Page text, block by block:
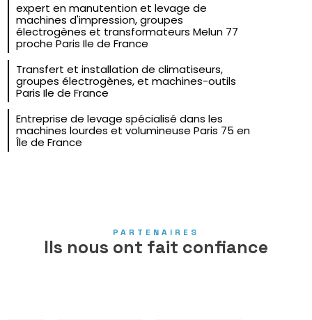
expert en manutention et levage de
machines d'impression, groupes
électrogènes et transformateurs Melun 77
proche Paris Ile de France
Transfert et installation de climatiseurs,
groupes électrogènes, et machines-outils
Paris Ile de France
Entreprise de levage spécialisé dans les
machines lourdes et volumineuse Paris 75 en
Île de France
PARTENAIRES
Ils nous ont fait confiance